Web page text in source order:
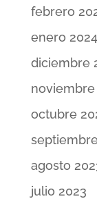
febrero
enero 2024
diciembre
noviembre
octubre
agosto
julio 2023